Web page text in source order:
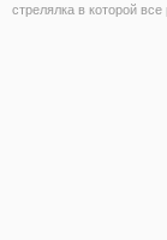
стрелялка в которой